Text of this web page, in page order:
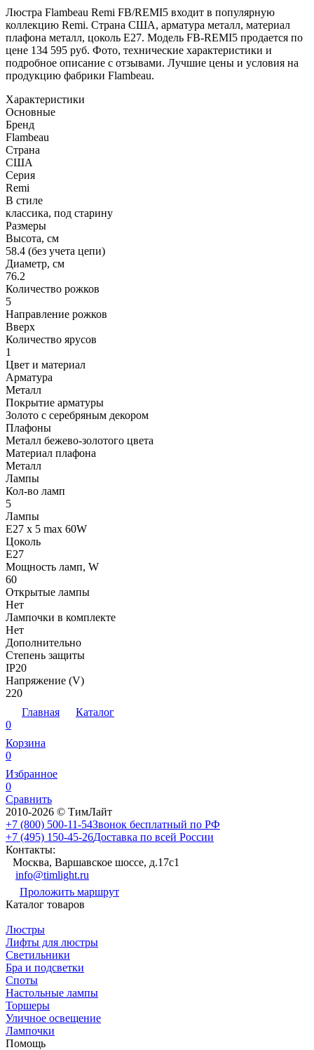
Люстра Flambeau Remi FB/REMI5 входит в популярную
коллекцию Remi. Страна США, арматура металл, материал
плафона металл, цоколь E27. Модель FB-REMI5 продается по
цене 134 595 руб. Фото, технические характеристики и
подробное описание с отзывами. Лучшие цены и условия на
продукцию фабрики Flambeau.
Характеристики
Основные
Бренд
Flambeau
Страна
США
Серия
Remi
В стиле
классика, под старину
Размеры
Высота, см
58.4 (без учета цепи)
Диаметр, см
76.2
Количество рожков
5
Направление рожков
Вверх
Количество ярусов
1
Цвет и материал
Арматура
Металл
Покрытие арматуры
Золото с серебряным декором
Плафоны
Металл бежево-золотого цвета
Материал плафона
Металл
Лампы
Кол-во ламп
5
Лампы
E27 x 5 max 60W
Цоколь
E27
Мощность ламп, W
60
Открытые лампы
Нет
Лампочки в комплекте
Нет
Дополнительно
Степень защиты
IP20
Напряжение (V)
220
Главная
Каталог
0
Корзина
0
Избранное
0
Сравнить
2010-2026 © ТимЛайт
+7 (800) 500-11-54Звонок бесплатный по РФ
+7 (495) 150-45-26Доставка по всей России
Контакты:
Москва, Варшавское шоссе, д.17c1
info@timlight.ru
Проложить маршрут
Каталог товаров
Люстры
Лифты для люстры
Светильники
Бра и подсветки
Споты
Настольные лампы
Торшеры
Уличное освещение
Лампочки
Помощь